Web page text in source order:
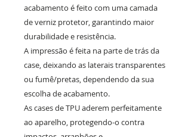
acabamento é feito com uma camada
de verniz protetor, garantindo maior
durabilidade e resistência.
A impressão é feita na parte de trás da
case, deixando as laterais transparentes
ou fumê/pretas, dependendo da sua
escolha de acabamento.
As cases de TPU aderem perfeitamente
ao aparelho, protegendo-o contra